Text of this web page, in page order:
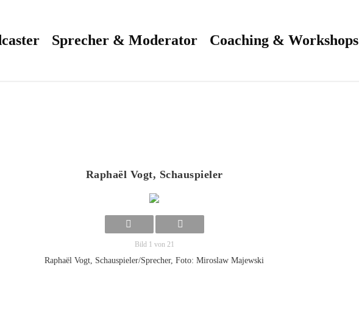
Sprecher & Moderator Coaching & Workshops
Raphaël Vogt, Schauspieler
Bild 1 von 21
Raphaël Vogt, Schauspieler/Sprecher, Foto: Miroslaw Majewski